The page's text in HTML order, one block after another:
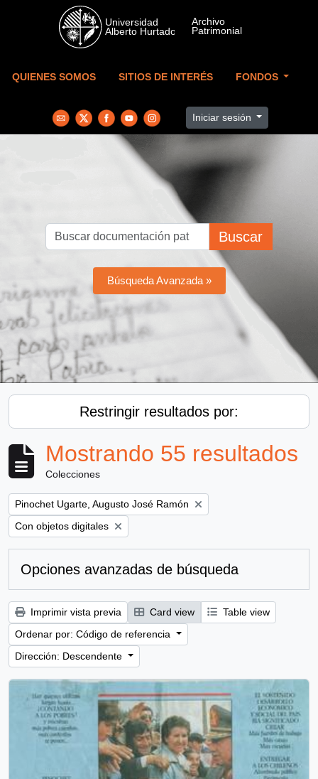
Skip to main content
QUIENES SOMOS SITIOS DE INTERÉS FONDOS
Iniciar sesión
Buscar
Búsqueda Avanzada »
Restringir resultados por:
Mostrando 55 resultados
Colecciones
Remove filter:
Pinochet Ugarte, Augusto José Ramón
Remove filter:
Con objetos digitales
Opciones avanzadas de búsqueda
Imprimir vista previa Card view
Table view
Ordenar por: Código de referencia
Dirección: Descendente